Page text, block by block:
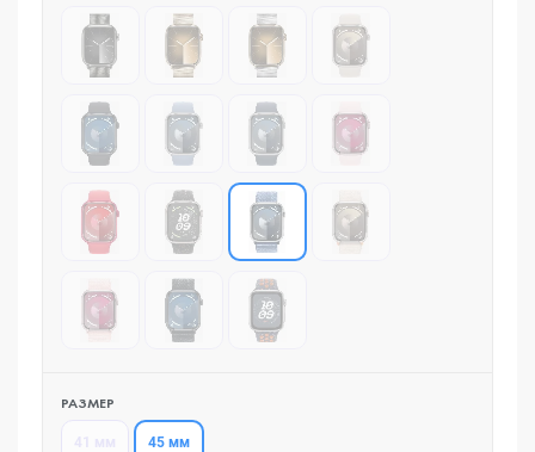
РАЗМЕР
45 мм